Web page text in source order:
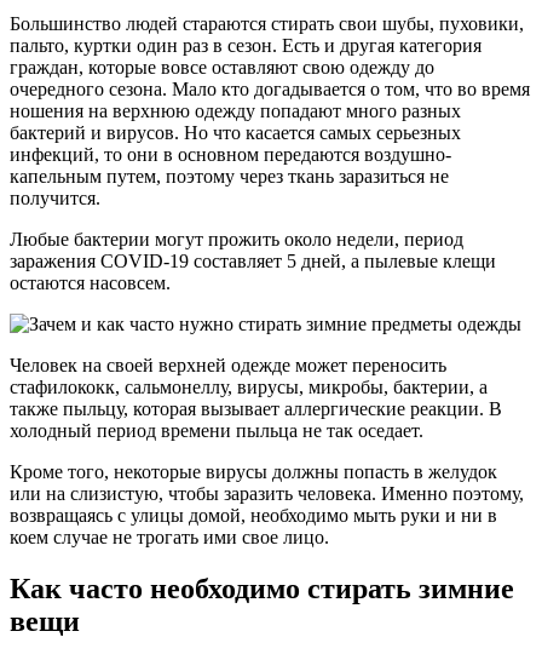
Большинство людей стараются стирать свои шубы, пуховики,
пальто, куртки один раз в сезон. Есть и другая категория
граждан, которые вовсе оставляют свою одежду до
очередного сезона. Мало кто догадывается о том, что во время
ношения на верхнюю одежду попадают много разных
бактерий и вирусов. Но что касается самых серьезных
инфекций, то они в основном передаются воздушно-
капельным путем, поэтому через ткань заразиться не
получится.
Любые бактерии могут прожить около недели, период
заражения COVID-19 составляет 5 дней, а пылевые клещи
остаются насовсем.
Человек на своей верхней одежде может переносить
стафилококк, сальмонеллу, вирусы, микробы, бактерии, а
также пыльцу, которая вызывает аллергические реакции. В
холодный период времени пыльца не так оседает.
Кроме того, некоторые вирусы должны попасть в желудок
или на слизистую, чтобы заразить человека. Именно поэтому,
возвращаясь с улицы домой, необходимо мыть руки и ни в
коем случае не трогать ими свое лицо.
Как часто необходимо стирать зимние
вещи